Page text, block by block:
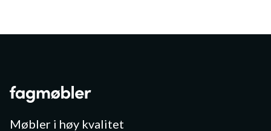
Møbler i høy kvalitet